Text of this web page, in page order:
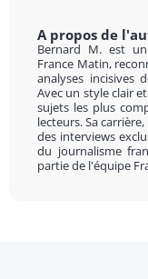
A propos de
Bernard M. est
France Matin,
analyses incisives
Avec un style clair
sujets les plus
lecteurs. Sa
des interviews
du journalisme
partie de l'équipe